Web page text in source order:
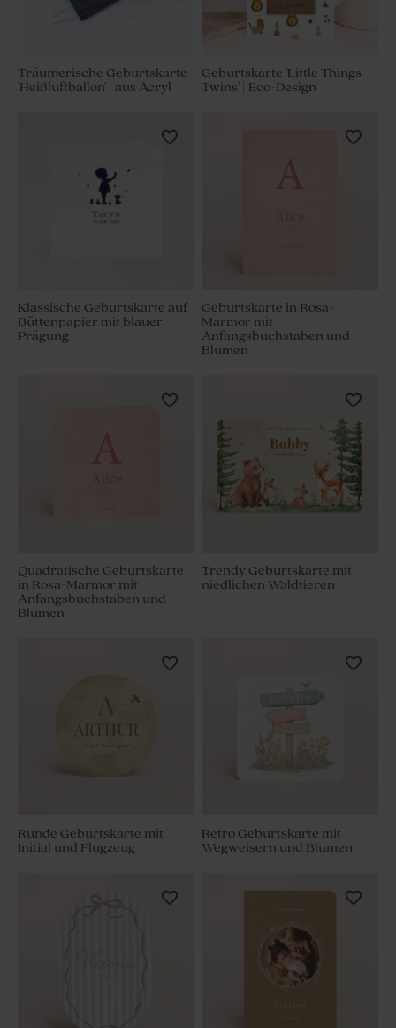
Träumerische Geburtskarte
'Heißluftballon' | aus Acryl
Geburtskarte 'Little Things
Twins' | Eco-Design
Klassische Geburtskarte auf
Büttenpapier mit blauer
Prägung
Geburtskarte in Rosa-
Marmor mit
Anfangsbuchstaben und
Blumen
Quadratische Geburtskarte
in Rosa-Marmor mit
Anfangsbuchstaben und
Blumen
Trendy Geburtskarte mit
niedlichen Waldtieren
Runde Geburtskarte mit
Initial und Flugzeug
Retro Geburtskarte mit
Wegweisern und Blumen